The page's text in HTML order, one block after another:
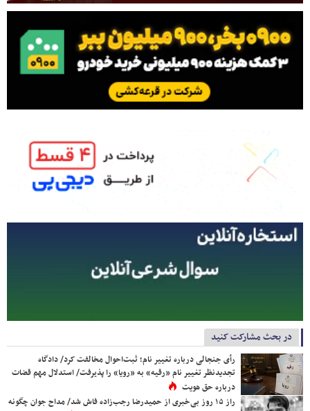
در بحث مشارکت کنید
رأی جنجالی درباره تغییر نام؛ ثبت‌احوال مخالفت کرد/ دادگاه
تجدیدنظر تغییر نام «رقیه» به «رویا» را پذیرفت/ استدلال مهم قضات
درباره حق هویت
راز ۱۵ روز بی‌خبری از حمیدرضا رجب‌زاده فاش شد/ مداح جوان چگونه